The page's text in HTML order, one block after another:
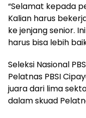
“Selamat kepada
Kalian harus
ke jenjang senior.
harus bisa lebih
Seleksi Nasional
Pelatnas PBSI
juara dari lima
dalam skuad